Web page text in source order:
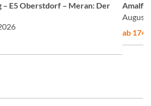
E5 Oberstdorf – Meran: Der
Amalfis
August
ab